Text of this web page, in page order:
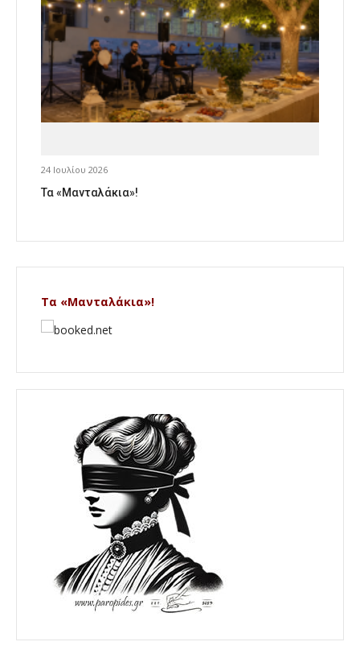
24 Ιουλίου 2026
Τα «Μανταλάκια»!
Τα «Μανταλάκια»!